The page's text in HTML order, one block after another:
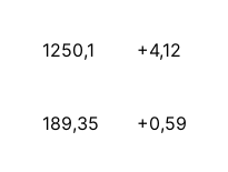
1250,1 +4,12
189,35 +0,59